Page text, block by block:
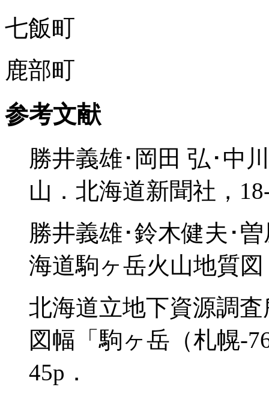
七飯町
鹿部町
参考文献
勝井義雄･岡田 弘･中
山．北海道新聞社，
勝井義雄･鈴木健夫･
海道駒ヶ岳火山地質
北海道立地下資源調
図幅「駒ヶ岳（札幌-
45p．